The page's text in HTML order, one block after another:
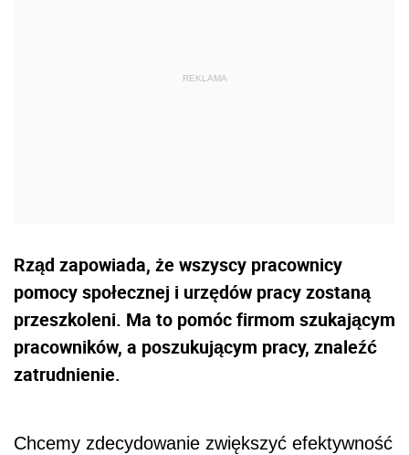
Rząd zapowiada, że wszyscy pracownicy
pomocy społecznej i urzędów pracy zostaną
przeszkoleni. Ma to pomóc firmom szukającym
pracowników, a poszukującym pracy, znaleźć
zatrudnienie.
Chcemy zdecydowanie zwiększyć efektywność